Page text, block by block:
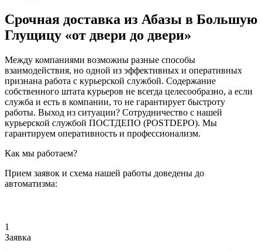
Срочная доставка из Абазы в Большую
Глущицу «от двери до двери»
Между компаниями возможны разные способы
взаимодействия, но одной из эффективных и оперативных
признана работа с курьерской службой. Содержание
собственного штата курьеров не всегда целесообразно, а если
служба и есть в компании, то не гарантирует быстроту
работы. Выход из ситуации? Сотрудничество с нашей
курьерской службой ПОСТДЕПО (POSTDEPO). Мы
гарантируем оперативность и профессионализм.
Как мы работаем?
Прием заявок и схема нашей работы доведены до
автоматизма:
1
Заявка